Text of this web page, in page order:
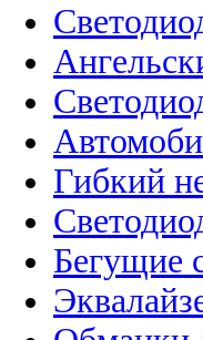
Гибкий
Бегущие